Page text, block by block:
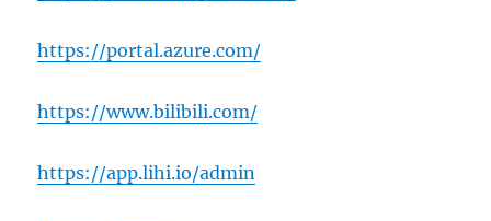
https://portal.azure.com/
https://www.bilibili.com/
https://app.lihi.io/admin